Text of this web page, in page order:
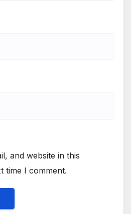
and website in this
time I comment.